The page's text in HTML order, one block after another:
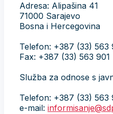
Adresa: Alipašina 41
71000 Sarajevo
Bosna i Hercegovina
Telefon: +387 (33) 563
Fax: +387 (33) 563 901
Služba za odnose s
Telefon: +387 (33) 563
e-mail: